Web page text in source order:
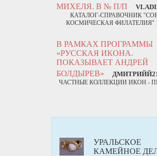
МИХЕЛЯ. В № П/П
КАТАЛОГ-СПРАВОЧНИК
КОСМИЧЕСКАЯ ФИЛАТЕЛИЯ"
В РАМКАХ ПРОГРАММЫ
«РУССКАЯ ИКОНА.
ПОКАЗЫВАЕТ АНДРЕЙ
БОЛДЫРЕВ»
ЧАСТНЫЕ КОЛЛЕКЦИИ ИКОН -
УРАЛЬСКОЕ
КАМЕЙНОЕ